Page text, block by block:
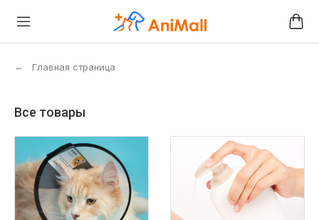
← Главная страница
Все товары